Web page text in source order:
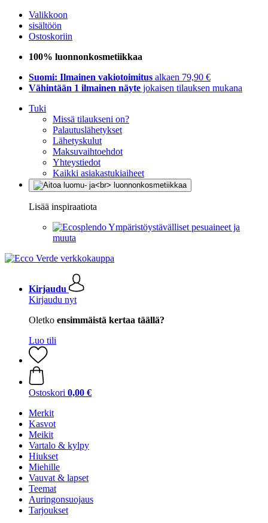
Valikkoon
sisältöön
Ostoskoriin
100% luonnonkosmetiikkaa
Suomi: Ilmainen vakiotoimitus alkaen 79,90 €
Vähintään 1 ilmainen näyte jokaisen tilauksen mukana
Tuki
Missä tilaukseni on?
Palautuslähetykset
Lähetyskulut
Maksuvaihtoehdot
Yhteystiedot
Kaikki asiakastukiaiheet
Lisää inspiraatiota
Ympäristöystävälliset pesuaineet ja
muuta
Kirjaudu
Kirjaudu nyt
Oletko ensimmäistä kertaa täällä?
Luo tili
Ostoskori 0,00 €
Merkit
Kasvot
Meikit
Vartalo & kylpy
Hiukset
Miehille
Vauvat & lapset
Teemat
Auringonsuojaus
Tarjoukset